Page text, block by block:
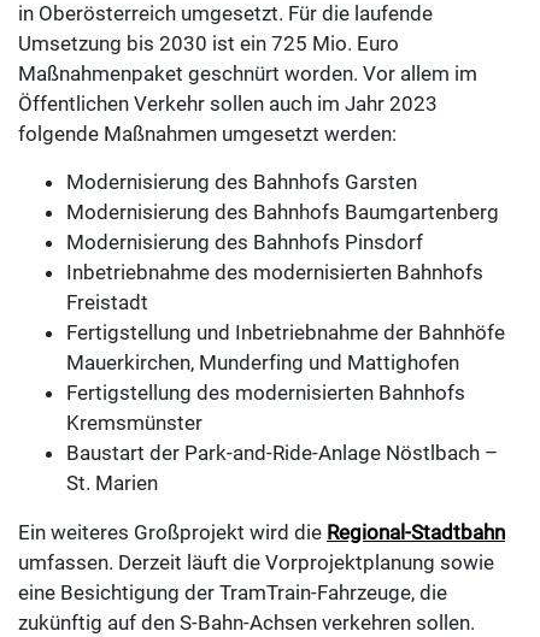
in Oberösterreich umgesetzt. Für die laufende
Umsetzung bis 2030 ist ein 725 Mio. Euro
Maßnahmenpaket geschnürt worden. Vor allem im
Öffentlichen Verkehr sollen auch im Jahr 2023
folgende Maßnahmen umgesetzt werden:
Modernisierung des Bahnhofs Garsten
Modernisierung des Bahnhofs Baumgartenberg
Modernisierung des Bahnhofs Pinsdorf
Inbetriebnahme des modernisierten Bahnhofs
Freistadt
Fertigstellung und Inbetriebnahme der Bahnhöfe
Mauerkirchen, Munderfing und Mattighofen
Fertigstellung des modernisierten Bahnhofs
Kremsmünster
Baustart der Park-and-Ride-Anlage Nöstlbach –
St. Marien
Ein weiteres Großprojekt wird die Regional-Stadtbahn
umfassen. Derzeit läuft die Vorprojektplanung sowie
eine Besichtigung der TramTrain-Fahrzeuge, die
zukünftig auf den S-Bahn-Achsen verkehren sollen.